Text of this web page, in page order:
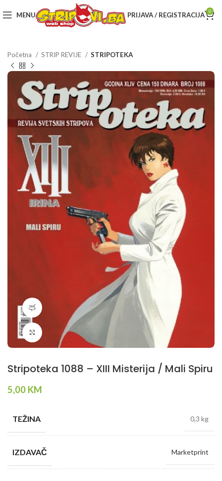
MENU PRIJAVA / REGISTRACIJA 0
Početna STRIP REVIJE STRIPOTEKA
360 product view
Klikni da povečaš
Stripoteka 1088 – XIII Misterija / Mali Spiru
5,00 KM
TEŽINA 0,3 kg
IZDAVAČ Marketprint